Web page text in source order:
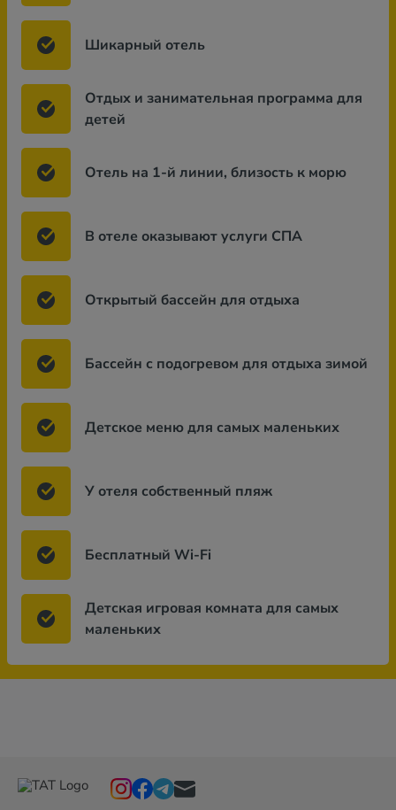
Шикарный отель
Отдых и занимательная программа для
детей
Отель на 1-й линии, близость к морю
В отеле оказывают услуги СПА
Открытый бассейн для отдыха
Бассейн с подогревом для отдыха зимой
Детское меню для самых маленьких
У отеля собственный пляж
Бесплатный Wi-Fi
Детская игровая комната для самых
маленьких